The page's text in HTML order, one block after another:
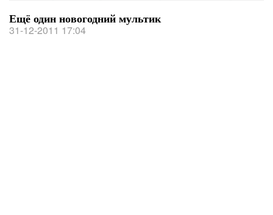
Ещё один новогодний мультик
31-12-2011 17:04